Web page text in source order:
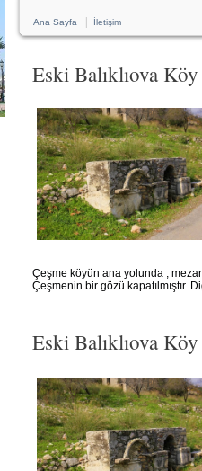
Ana Sayfa İletişim
Eski Balıklıova
Çeşme köyün ana yolunda ,
Çeşmenin bir gözü kapatılmıştır.
Eski Balıklıova